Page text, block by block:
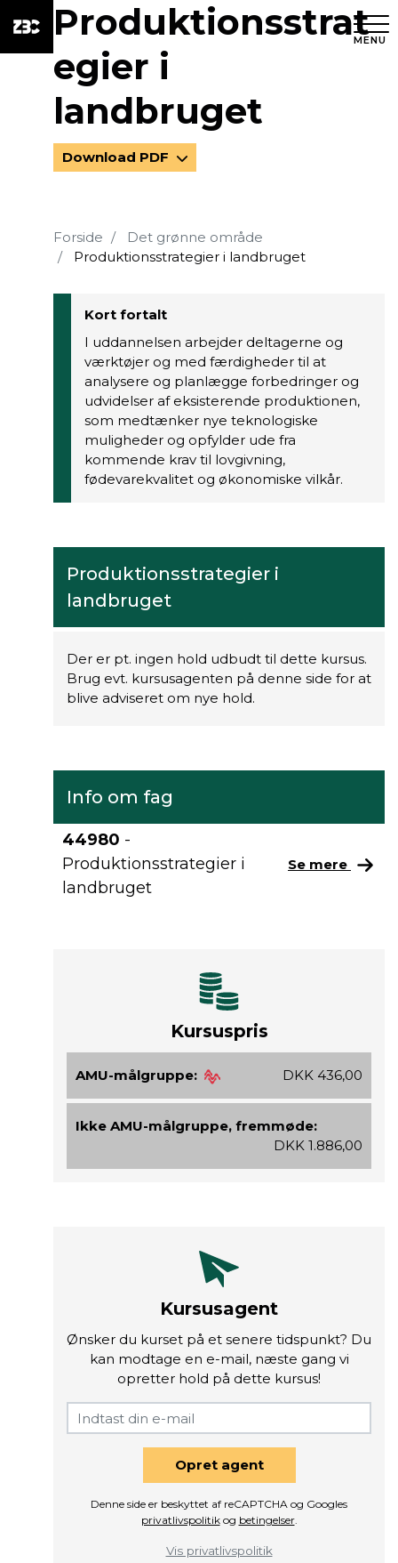
MENU
Produktionsstrat
egier i
landbruget
Download PDF
Forside
Det grønne område
Produktionsstrategier i landbruget
Kort fortalt
I uddannelsen arbejder deltagerne og
værktøjer og med færdigheder til at
analysere og planlægge forbedringer og
udvidelser af eksisterende produktionen,
som medtænker nye teknologiske
muligheder og opfylder ude fra
kommende krav til lovgivning,
fødevarekvalitet og økonomiske vilkår.
Produktionsstrategier i
landbruget
Der er pt. ingen hold udbudt til dette kursus.
Brug evt. kursusagenten på denne side for at
blive adviseret om nye hold.
Info om fag
44980 -
Produktionsstrategier i
landbruget
Se mere
Kursuspris
AMU-målgruppe: DKK 436,00
Ikke AMU-målgruppe, fremmøde:
DKK 1.886,00
Kursusagent
Ønsker du kurset på et senere tidspunkt? Du
kan modtage en e-mail, næste gang vi
opretter hold på dette kursus!
Opret agent
Denne side er beskyttet af reCAPTCHA og Googles
privatlivspolitikog betingelser.
Vis privatlivspolitik